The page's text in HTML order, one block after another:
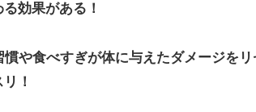
効果がある！
慣や食べすぎが体に与えたダメージを
！